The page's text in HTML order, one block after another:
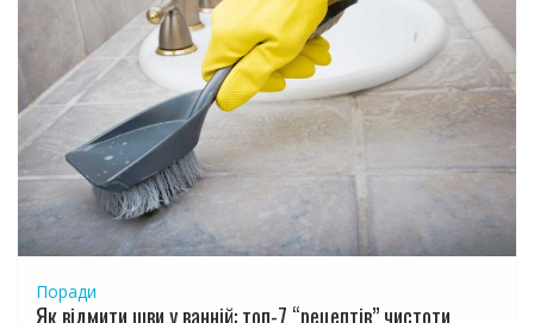
п
и
с
я
м
Поради
Як відмити шви у ванній: топ-7 “рецептів” чистоти